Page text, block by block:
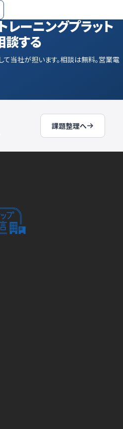
レーニングプラット
談する
て当社が担います。相談は無料。営業電
課題整理へ